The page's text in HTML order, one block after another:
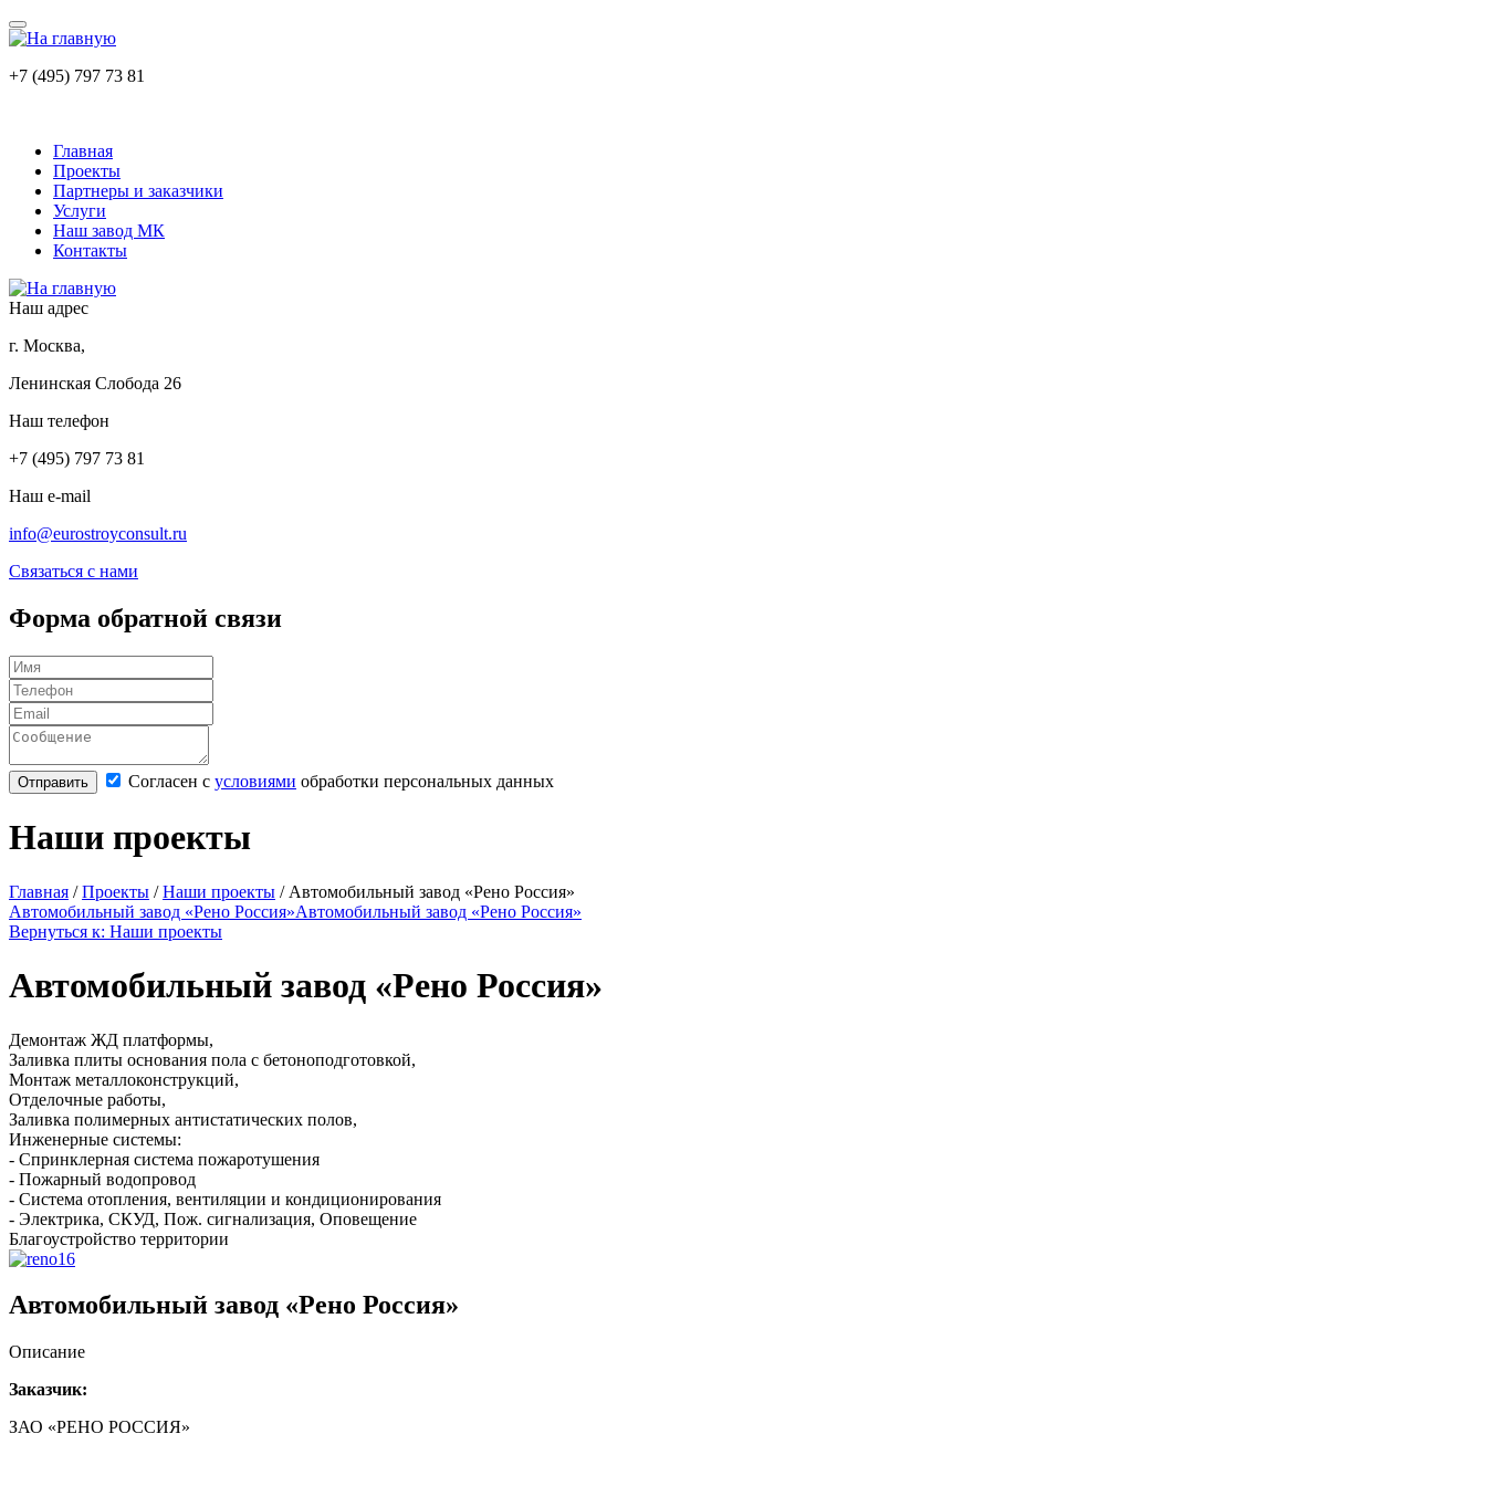
+7 (495) 797 73 81
Главная
Проекты
Партнеры и заказчики
Услуги
Наш завод МК
Контакты
Наш адрес
г. Москва,
Ленинская Слобода 26
Наш телефон
+7 (495) 797 73 81
Наш e-mail
info@eurostroyconsult.ru
Связаться с нами
Форма обратной связи
Согласен с условиями обработки персональных данных
Наши проекты
Главная /Проекты /Наши проекты / Автомобильный завод «Рено Россия»
Автомобильный завод «Рено Россия»Автомобильный завод «Рено Россия»
Вернуться к: Наши проекты
Автомобильный завод «Рено Россия»
Демонтаж ЖД платформы,
Заливка плиты основания пола с бетоноподготовкой,
Монтаж металлоконструкций,
Отделочные работы,
Заливка полимерных антистатических полов,
Инженерные системы:
- Спринклерная система пожаротушения
- Пожарный водопровод
- Система отопления, вентиляции и кондиционирования
- Электрика, СКУД, Пож. сигнализация, Оповещение
Благоустройство территории
Автомобильный завод «Рено Россия»
Описание
Заказчик:
ЗАО «РЕНО РОССИЯ»